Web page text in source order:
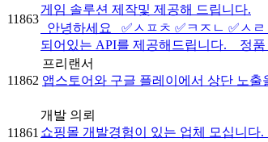
11863
게임 솔루션 제작및 제공해 드립니다.
안녕하세요 ✅ㅅㅍㅊ ✅ㅋㅈㄴ ✅ㅅ
되어있는 API를 제공해드립니다. 정품
11862
프리랜서
앱스토어와 구글 플레이에서 상단 노
11861
개발 의뢰
쇼핑몰 개발경험이 있는 업체 모십니다